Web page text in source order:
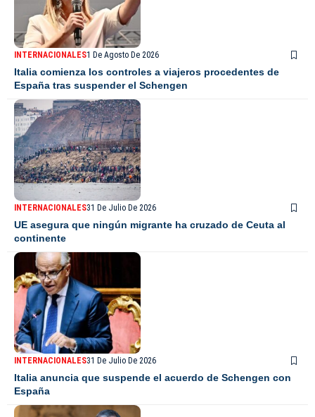
INTERNACIONALES1 De Agosto De 2026
Italia comienza los controles a viajeros procedentes de
España tras suspender el Schengen
INTERNACIONALES31 De Julio De 2026
UE asegura que ningún migrante ha cruzado de Ceuta al
continente
INTERNACIONALES31 De Julio De 2026
Italia anuncia que suspende el acuerdo de Schengen con
España